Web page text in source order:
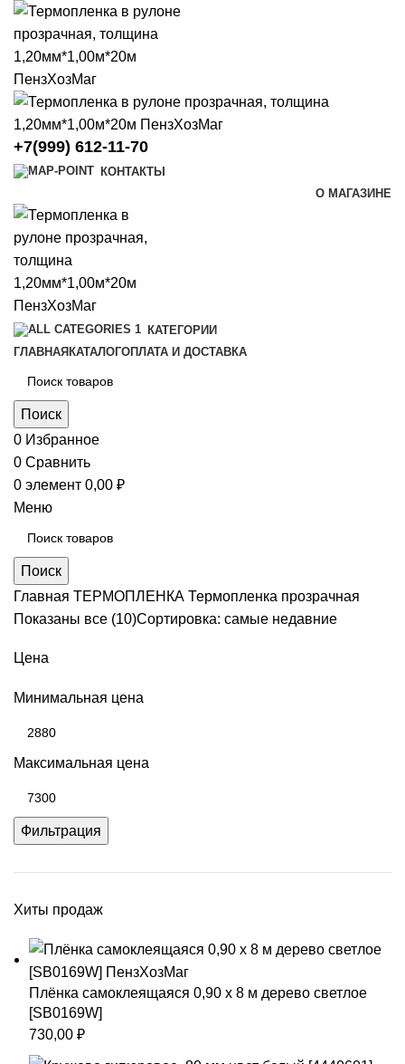
+7(999) 612-11-70
КОНТАКТЫ
О МАГАЗИНЕ
КАТЕГОРИИ
ГЛАВНАЯ КАТАЛОГОПЛАТА И ДОСТАВКА
Поиск
0 Избранное
0 Сравнить
0 элемент 0,00 ₽
Меню
Поиск
Главная ТЕРМОПЛЕНКА Термопленка прозрачная
Показаны все (10)Сортировка: самые недавние
Цена
Минимальная цена
Максимальная цена
Фильтрация
Хиты продаж
Плёнка самоклеящаяся 0,90 х 8 м дерево светлое
[SB0169W]
730,00 ₽